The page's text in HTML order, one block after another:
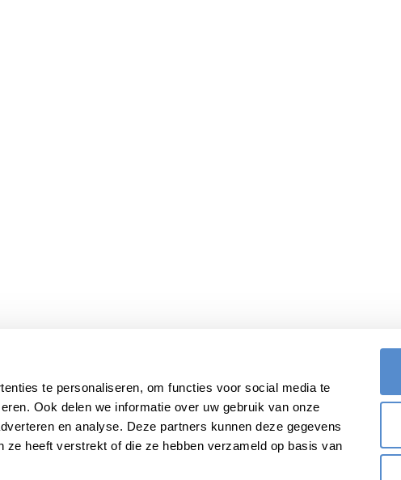
te personaliseren, om functies voor social media te
Ook delen we informatie over uw gebruik van onze
en analyse. Deze partners kunnen deze gegevens
ze heeft verstrekt of die ze hebben verzameld op basis van